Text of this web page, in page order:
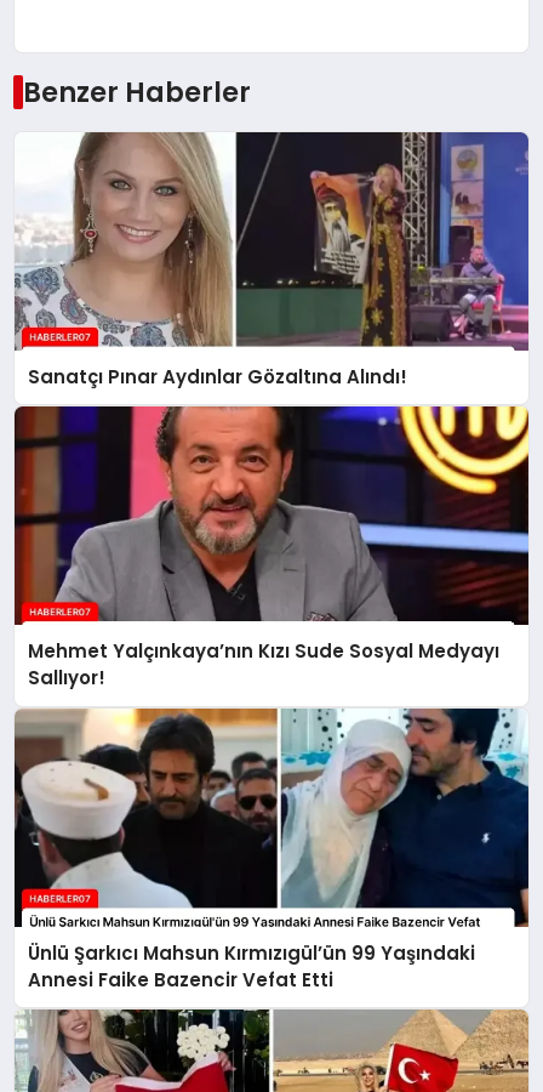
Benzer Haberler
Sanatçı Pınar Aydınlar Gözaltına Alındı!
Mehmet Yalçınkaya’nın Kızı Sude Sosyal Medyayı
Sallıyor!
Ünlü Şarkıcı Mahsun Kırmızıgül’ün 99 Yaşındaki
Annesi Faike Bazencir Vefat Etti